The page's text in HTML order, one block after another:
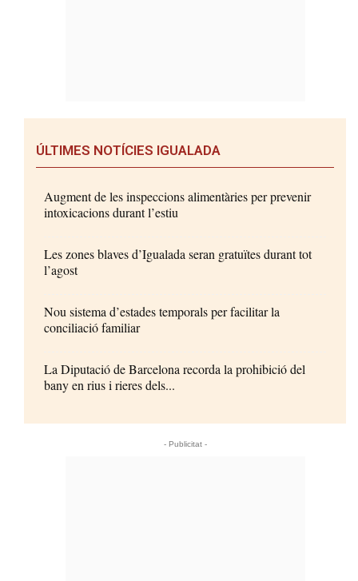
ÚLTIMES NOTÍCIES IGUALADA
Augment de les inspeccions alimentàries per prevenir
intoxicacions durant l’estiu
Les zones blaves d’Igualada seran gratuïtes durant tot
l’agost
Nou sistema d’estades temporals per facilitar la
conciliació familiar
La Diputació de Barcelona recorda la prohibició del
bany en rius i rieres dels...
- Publicitat -